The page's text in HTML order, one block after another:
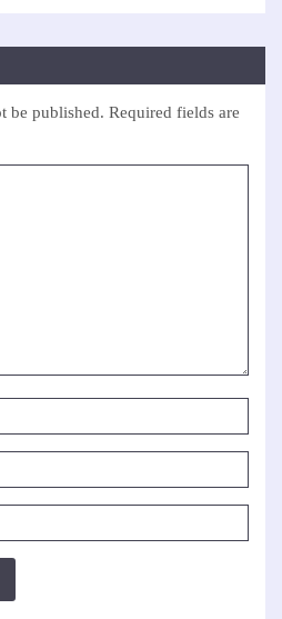
be published. Required fields are